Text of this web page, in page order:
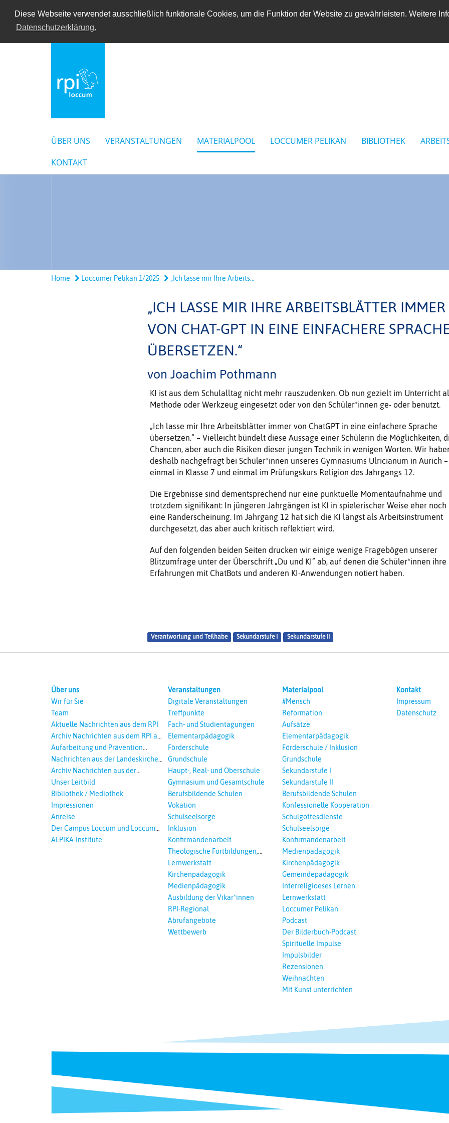
Diese Webseite verwendet ausschließlich funktionale Cookies, um die Funktion der Website zu gewährleisten. Weitere
Datenschutzerklärung.
ÜBER UNS VERANSTALTUNGEN MATERIALPOOL LOCCUMER PELIKAN BIBLIOTHEK
KONTAKT
Home Loccumer Pelikan 1/2025 „Ich lasse mir Ihre Arbeits...
„ICH LASSE MIR IHRE ARBEITSBLÄTTER IMMER
VON CHAT-GPT IN EINE EINFACHERE
ÜBERSETZEN.“
von Joachim Pothmann
KI ist aus dem Schulalltag nicht mehr rauszudenken. Ob nun gezielt im Unterricht
Methode oder Werkzeug eingesetzt oder von den Schüler*innen ge- oder benutzt.
„Ich lasse mir Ihre Arbeitsblätter immer von ChatGPT in eine einfachere Sprache
übersetzen.“ – Vielleicht bündelt diese Aussage einer Schülerin die Möglichkeiten,
Chancen, aber auch die Risiken dieser jungen Technik in wenigen Worten. Wir
deshalb nachgefragt bei Schüler*innen unseres Gymnasiums Ulricianum in Aurich –
einmal in Klasse 7 und einmal im Prüfungskurs Religion des Jahrgangs 12.
Die Ergebnisse sind dementsprechend nur eine punktuelle Momentaufnahme und
trotzdem signifikant: In jüngeren Jahrgängen ist KI in spielerischer Weise eher noch
eine Randerscheinung. Im Jahrgang 12 hat sich die KI längst als Arbeitsinstrument
durchgesetzt, das aber auch kritisch reflektiert wird.
Auf den folgenden beiden Seiten drucken wir einige wenige Fragebögen unserer
Blitzumfrage unter der Überschrift „Du und KI” ab, auf denen die Schüler*innen ihre
Erfahrungen mit ChatBots und anderen KI-Anwendungen notiert haben.
Verantwortung und Teilhabe Sekundarstufe I Sekundarstufe II
Über uns
Wir für Sie
Team
Aktuelle Nachrichten aus dem RPI
Archiv Nachrichten aus dem RPI ab
2018
Aufarbeitung und Prävention
sexualisierte Gewalt - Landeskirche
Nachrichten aus der Landeskirche
Hannovers
Archiv Nachrichten aus der
Landeskirche in Auswahl
Unser Leitbild
Bibliothek / Mediothek
Impressionen
Anreise
Der Campus Loccum und Loccumer
Einrichtungen
ALPIKA-Institute
Veranstaltungen
Digitale Veranstaltungen
Treffpunkte
Fach- und Studientagungen
Elementarpädagogik
Förderschule
Grundschule
Haupt-, Real- und Oberschule
Gymnasium und Gesamtschule
Berufsbildende Schulen
Vokation
Schulseelsorge
Inklusion
Konfirmandenarbeit
Theologische Fortbildungen,
Ökumenisches und Interreligöses
Lernwerkstatt
Kirchenpädagogik
Medienpädagogik
Ausbildung der Vikar*innen
RPI-Regional
Abrufangebote
Wettbewerb
Materialpool
#Mensch
Reformation
Aufsätze
Elementarpädagogik
Förderschule / Inklusion
Grundschule
Sekundarstufe I
Sekundarstufe II
Berufsbildende Schulen
Konfessionelle Kooperation
Schulgottesdienste
Schulseelsorge
Konfirmandenarbeit
Medienpädagogik
Kirchenpädagogik
Gemeindepädagogik
Interreligioeses Lernen
Lernwerkstatt
Loccumer Pelikan
Podcast
Der Bilderbuch-Podcast
Spirituelle Impulse
Impulsbilder
Rezensionen
Weihnachten
Mit Kunst unterrichten
Kontakt
Impressum
Datenschutz